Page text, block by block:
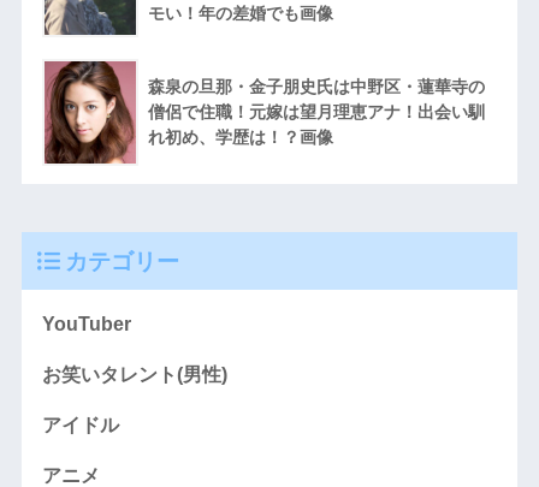
モい！年の差婚でも画像
森泉の旦那・金子朋史氏は中野区・蓮華寺の
僧侶で住職！元嫁は望月理恵アナ！出会い馴
れ初め、学歴は！？画像
カテゴリー
YouTuber
お笑いタレント(男性)
アイドル
アニメ